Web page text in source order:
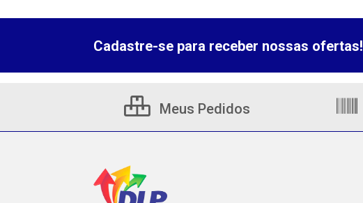
Cadastre-se para receber nossas ofertas!
Meus Pedidos